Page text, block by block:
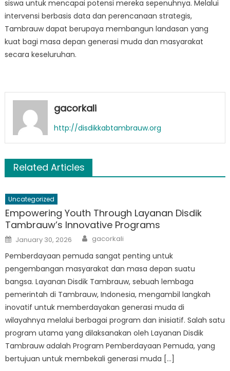
siswa untuk mencapai potensi mereka sepenuhnya. Melalui
intervensi berbasis data dan perencanaan strategis,
Tambrauw dapat berupaya membangun landasan yang
kuat bagi masa depan generasi muda dan masyarakat
secara keseluruhan.
gacorkali
http://disdikkabtambrauw.org
Related Articles
Uncategorized
Empowering Youth Through Layanan Disdik
Tambrauw’s Innovative Programs
Posted
on
January 30, 2026 Author
gacorkali
Pemberdayaan pemuda sangat penting untuk
pengembangan masyarakat dan masa depan suatu
bangsa. Layanan Disdik Tambrauw, sebuah lembaga
pemerintah di Tambrauw, Indonesia, mengambil langkah
inovatif untuk memberdayakan generasi muda di
wilayahnya melalui berbagai program dan inisiatif. Salah satu
program utama yang dilaksanakan oleh Layanan Disdik
Tambrauw adalah Program Pemberdayaan Pemuda, yang
bertujuan untuk membekali generasi muda […]